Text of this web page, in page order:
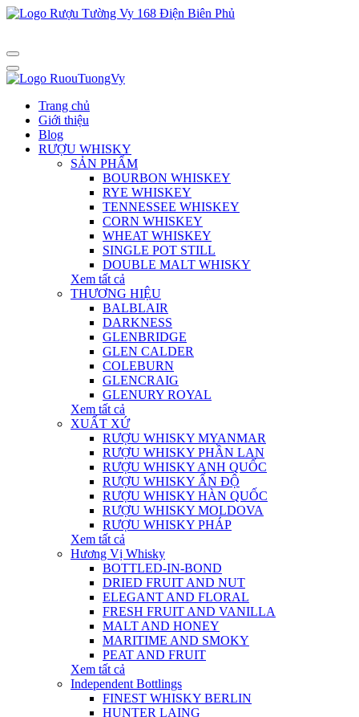
Trang chủ
Giới thiệu
Blog
RƯỢU WHISKY
SẢN PHẨM
BOURBON WHISKEY
RYE WHISKEY
TENNESSEE WHISKEY
CORN WHISKEY
WHEAT WHISKEY
SINGLE POT STILL
DOUBLE MALT WHISKY
Xem tất cả
THƯƠNG HIỆU
BALBLAIR
DARKNESS
GLENBRIDGE
GLEN CALDER
COLEBURN
GLENCRAIG
GLENURY ROYAL
Xem tất cả
XUẤT XỨ
RƯỢU WHISKY MYANMAR
RƯỢU WHISKY PHẦN LAN
RƯỢU WHISKY ANH QUỐC
RƯỢU WHISKY ẤN ĐỘ
RƯỢU WHISKY HÀN QUỐC
RƯỢU WHISKY MOLDOVA
RƯỢU WHISKY PHÁP
Xem tất cả
Hương Vị Whisky
BOTTLED-IN-BOND
DRIED FRUIT AND NUT
ELEGANT AND FLORAL
FRESH FRUIT AND VANILLA
MALT AND HONEY
MARITIME AND SMOKY
PEAT AND FRUIT
Xem tất cả
Independent Bottlings
FINEST WHISKY BERLIN
HUNTER LAING